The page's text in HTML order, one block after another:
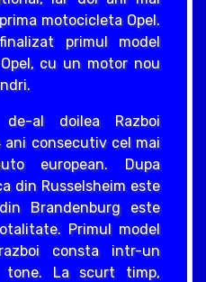
motocicleta Opel.
primul model
cu un motor nou
al doilea Razboi
ani consecutiv cel mai
european. Dupa
din Russelsheim este
Brandenburg este
Primul model
consta intr-un
tone. La scurt timp,